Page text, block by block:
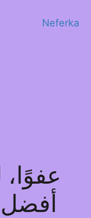
Neferka
عفوًا،